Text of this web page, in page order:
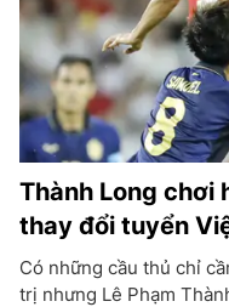
Thành Long chơi
thay đổi tuyển
Có những cầu thủ chỉ
trị nhưng Lê Phạm